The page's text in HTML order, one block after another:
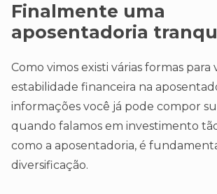
Finalmente uma
aposentadoria
Como vimos existi várias formas para
estabilidade financeira na
informações você já pode compor
quando falamos em investimento
como a aposentadoria, é
diversificação.